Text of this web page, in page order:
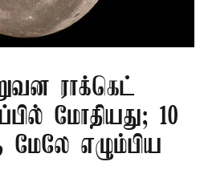
ராக்கெட்
மோதியது; 10
மேலே எழும்பிய